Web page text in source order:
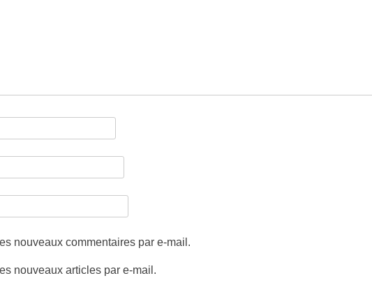
nouveaux commentaires par e-mail.
nouveaux articles par e-mail.